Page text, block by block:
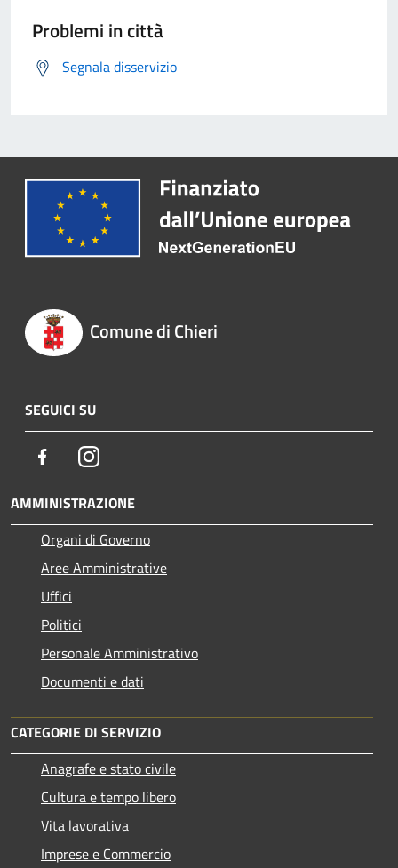
Problemi in città
Segnala disservizio
Comune di Chieri
SEGUICI SU
FacebookInstagram
AMMINISTRAZIONE
Organi di Governo
Aree Amministrative
Uffici
Politici
Personale Amministrativo
Documenti e dati
CATEGORIE DI SERVIZIO
Anagrafe e stato civile
Cultura e tempo libero
Vita lavorativa
Imprese e Commercio